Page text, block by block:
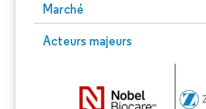
Marché
Acteurs majeurs
Image © Mordor Intelligence. La